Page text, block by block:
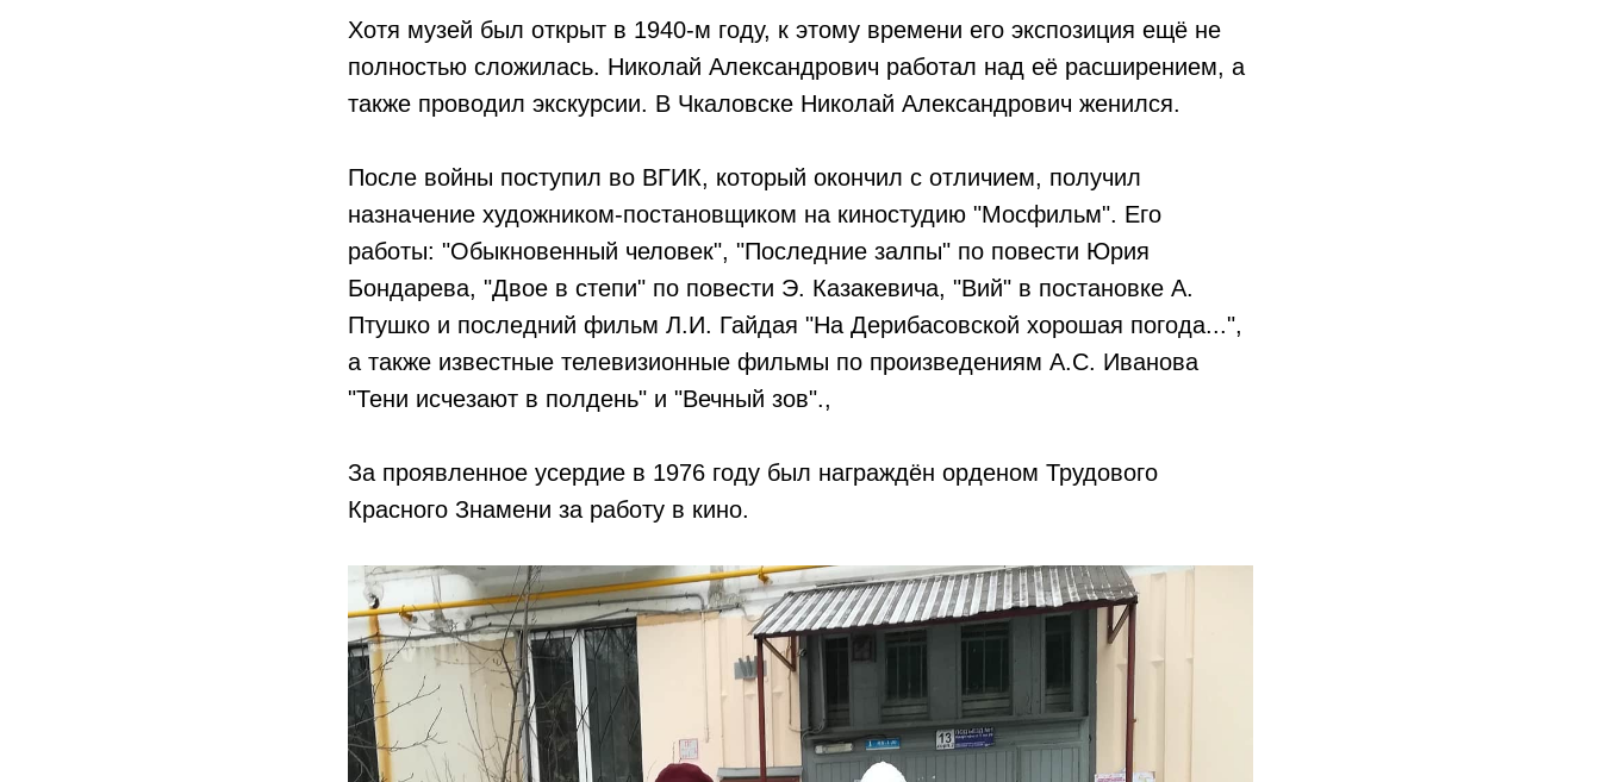
Хотя музей был открыт в 1940-м году, к этому времени его экспозиция ещё не
полностью сложилась. Николай Александрович работал над её расширением, а
также проводил экскурсии. В Чкаловске Николай Александрович женился.
После войны поступил во ВГИК, который окончил с отличием, получил
назначение художником-постановщиком на киностудию "Мосфильм". Его
работы: "Обыкновенный человек", "Последние залпы" по повести Юрия
Бондарева, "Двое в степи" по повести Э. Казакевича, "Вий" в постановке А.
Птушко и последний фильм Л.И. Гайдая "На Дерибасовской хорошая погода...",
а также известные телевизионные фильмы по произведениям А.С. Иванова
"Тени исчезают в полдень" и "Вечный зов".,
За проявленное усердие в 1976 году был награждён орденом Трудового
Красного Знамени за работу в кино.​